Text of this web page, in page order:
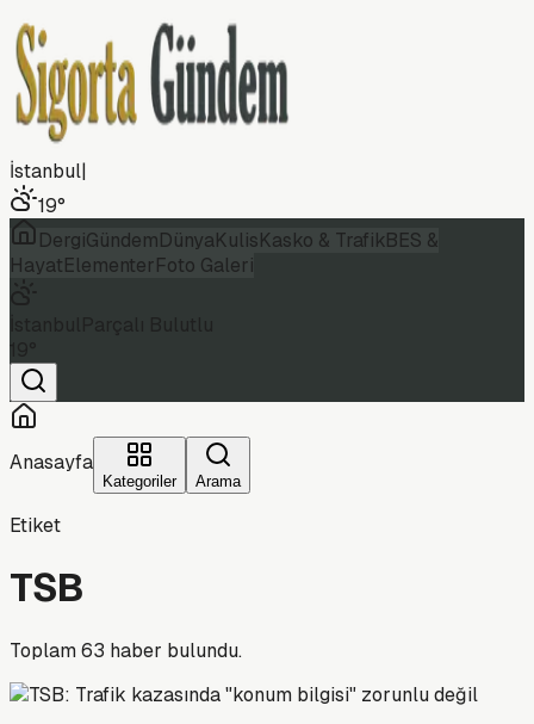
İstanbul|
19°
DergiGündemDünyaKulisKasko & TrafikBES &
HayatElementerFoto Galeri
Anasayfa
Kategoriler Arama
Etiket
TSB
Toplam63 haber bulundu.